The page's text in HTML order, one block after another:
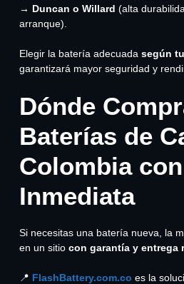
→ Duncan o Willard (alta
arranque).
Elegir la batería adecuada según
garantizará mayor seguridad y
Dónde
Baterías de
Colombia
Inmediata
Si necesitas una batería nueva, la
en un sitio con garantía y entrega
📍 FlashBattery.com.co es la